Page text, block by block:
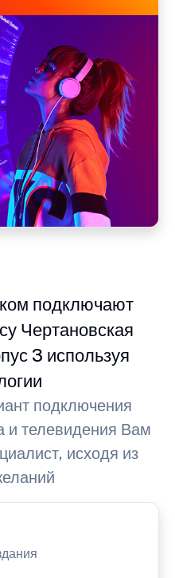
подключают
Чертановская
3 используя
подключения
и телевидения Вам
исходя из